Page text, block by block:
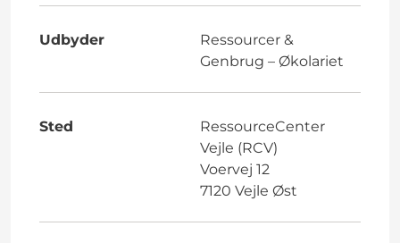
Udbyder
Ressourcer &
Genbrug – Økolariet
Sted
RessourceCenter
Vejle (RCV)
Voervej 12
7120 Vejle Øst